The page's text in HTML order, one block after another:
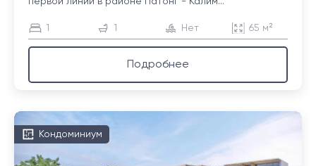
1 1 Нет 65 м²
Подробнее
Кондоминиум